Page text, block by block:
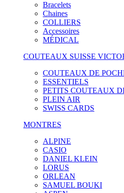
Bracelets
Chaines
COLLIERS
Accessoires
MÉDICAL
COUTEAUX SUISSE
COUTEAUX DE
ESSENTIELS
PETITS COUTEAUX
PLEIN AIR
SWISS CARDS
MONTRES
ALPINE
CASIO
DANIEL KLEIN
LORUS
ORLEAN
SAMUEL BOUKI